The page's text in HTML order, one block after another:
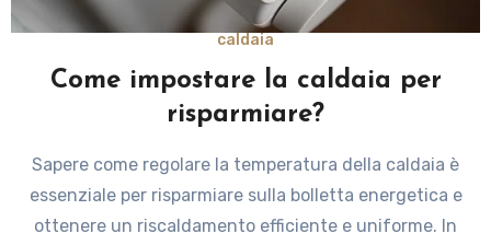
caldaia
Come impostare la caldaia per
risparmiare?
Sapere come regolare la temperatura della caldaia è
essenziale per risparmiare sulla bolletta energetica e
ottenere un riscaldamento efficiente e uniforme. In